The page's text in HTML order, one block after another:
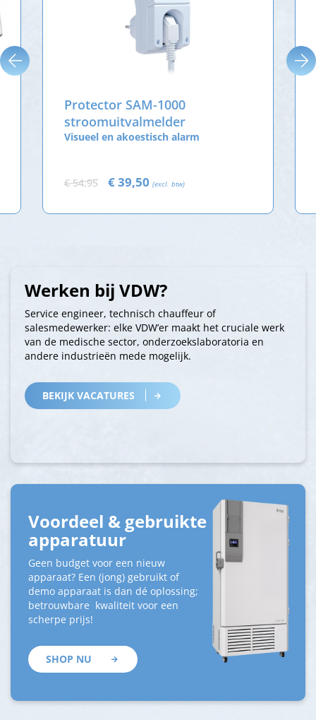
Protector SAM-1000
stroomuitvalmelder
Visueel en akoestisch alarm
€ 54,95 € 39,50 (excl. btw)
Werken bij VDW?
Service engineer, technisch chauffeur of
salesmedewerker: elke VDW’er maakt het cruciale werk
van de medische sector, onderzoekslaboratoria en
andere industrieën mede mogelijk.
BEKIJK VACATURES
Voordeel & gebruikte
apparatuur
Geen budget voor een nieuw
apparaat? Een (jong) gebruikt of
demo apparaat is dan dé oplossing;
betrouwbare kwaliteit voor een
scherpe prijs!
SHOP NU